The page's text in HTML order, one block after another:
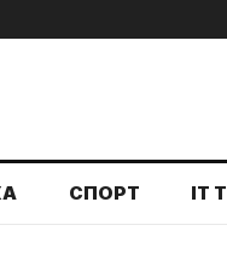
СПОРТ IT